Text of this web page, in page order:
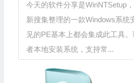
今天的软件分享是WinNTSetup
新搜集整理的一款Windows系统
见的PE基本上都会集成此工具
者本地安装系统，支持常...